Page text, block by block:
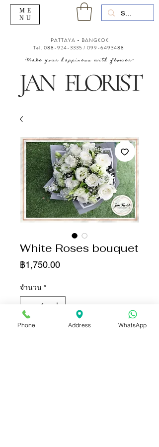
"Make your happiness with flower"
PATTAYA - BANGKOK
Tel. 088-924-3335 / 099-6493488
ME
NU
White Roses bouquet
฿1,750.00ราคา
จำนวน *
Phone Address WhatsApp